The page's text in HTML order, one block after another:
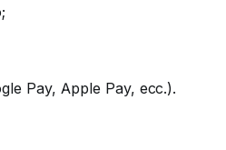
Pay, Apple Pay, ecc.).